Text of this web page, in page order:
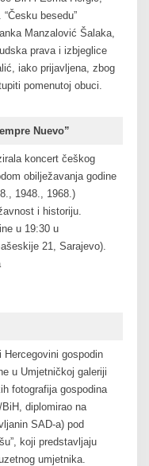
besedu”
Manzalović Šalaka,
prava i izbjeglice
iako prijavljena, zbog
pomenutoj obuci.
Nuevo”
koncert češkog
obilježavanja godine
1948., 1968.)
i historiju.
u 19:30 u
21, Sarajevo).
gospodin
u Umjetničkoj galeriji
fotografija gospodina
diplomirao na
SAD-a) pod
koji predstavljaju
umjetnika.